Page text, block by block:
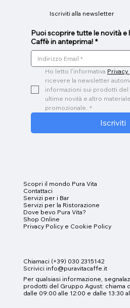
Iscriviti alla newsletter
Puoi scoprire tutte le novità e
Caffè in anteprima! *
Ho letto l'informativa
ricevere la newsletter
informazioni sui prodotti del
ultime novità e altro
promozionale. *
Iscriviti
Scopri il mondo Pura Vita
Contattaci
Servizi per i Bar
Servizi per la Ristorazione
Dove bevo Pura Vita?
Shop Online
Privacy Policy e Cookie Policy
Chiamaci (+39) 030 2315142
Scrivici info@puravitacaffe.it
Per qualsiasi informazione,
prodotti del Gruppo Agust: chiama
dalle 09:00 alle 12:00 e dalle 13:30